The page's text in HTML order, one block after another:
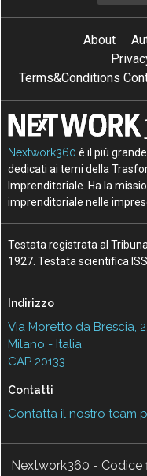
About
Terms&Conditions
Nextwork360 è il più
dedicati ai temi della
Imprenditoriale. Ha la
imprenditoriale nelle
Testata registrata al
1927. Testata scientifica
Indirizzo
Via Moretto da Brescia,
Milano - Italia
CAP 20133
Contatti
Contatta il nostro team
Nextwork360 - Codice